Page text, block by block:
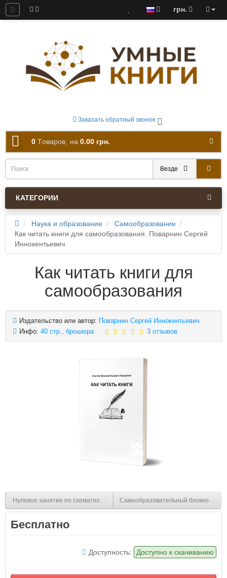
грн.
Заказать обратный звонок
0 Tоваров, на 0.00 грн.
Везде
КАТЕГОРИИ
Наука и образование
Самообразование
Как читать книги для самообразования. Поварнин Сергей
Иннокентьевич
Как читать книги для
самообразования
Издательство или автор: Поварнин Сергей Иннокентьевич
Инфо: 40 стр., брошюра 3 отзывов
Нулевое занятие по схематизации - нет в наличииСамообразовательный блокнот 1
Бесплатно
Доступность: Доступно к скачиванию